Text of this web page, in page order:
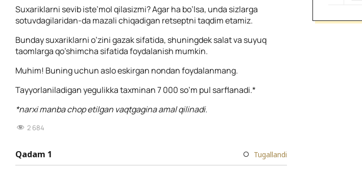
Suxariklarni sevib iste’mol qilasizmi? Agar ha bo’lsa, unda sizlarga
sotuvdagilaridan-da mazali chiqadigan retseptni taqdim etamiz.
Bunday suxariklarni o’zini gazak sifatida, shuningdek salat va suyuq
taomlarga qo’shimcha sifatida foydalanish mumkin.
Muhim! Buning uchun aslo eskirgan nondan foydalanmang.
Tayyorlaniladigan yegulikka taxminan 7 000 so’m pul sarflanadi.*
*narxi manba chop etilgan vaqtgagina amal qilinadi.
2 684
Qadam 1 Tugallandi